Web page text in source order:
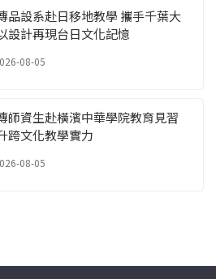
品設系赴日移地教學 攜手千葉大
設計再現台日文化記憶
08-05
師資生赴橫濱中華學院教育見習
跨文化教學實力
08-05